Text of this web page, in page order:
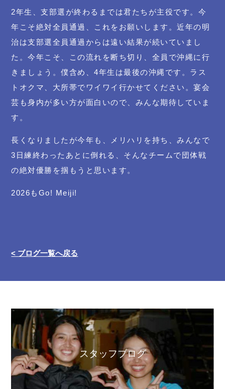
2年生、支部選が終わるまでは君たちが主役です。今
年こそ絶対全員通過、これをお願いします。近年の明
治は支部選全員通過からは遠い結果が続いていまし
た。今年こそ、この流れを断ち切り、全員で沖縄に行
きましょう。僕含め、4年生は最後の沖縄です。ラス
トオクマ、大所帯でワイワイ行かせてください。宴会
芸も身内が多い方が面白いので、みんな期待していま
す。
長くなりましたが今年も、メリハリを持ち、みんなで
3日練終わったあとに倒れる、そんなチームで団体戦
の絶対優勝を掴もうと思います。
2026もGo! Meiji!
< ブログ一覧へ戻る
スタッフブログ